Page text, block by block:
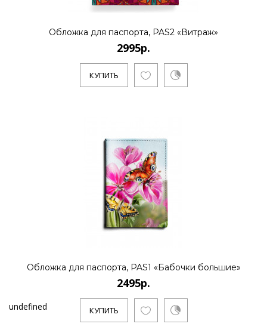
Обложка для паспорта, PAS2 «Витраж»
2995р.
КУПИТЬ
Обложка для паспорта, PAS1 «Бабочки большие»
2495р.
КУПИТЬ
undefined